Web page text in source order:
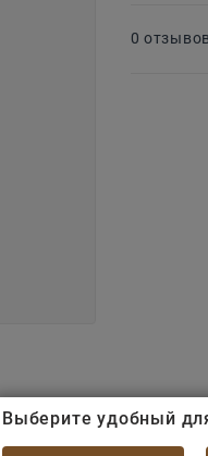
0
Выберите удобный